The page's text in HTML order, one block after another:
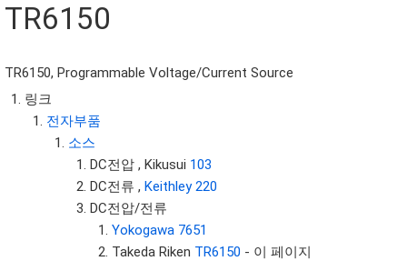
회사명 :
투고기술
| 대표 : 김명기 | 사업자번호 : 142-08-78939
전화 : 031-8065-5299 | 주소 : (16954)) 경기도 용인시 기흥구 흥덕1
로 13, B동(complex동) 1213호(영덕동,흥덕IT밸리)
COPYRIGHT (C) 투고기술 ALL RIGHTS RESEVED
투고기술 위키 저작권
TR6150
TR6150, Programmable Voltage/Current Source
링크
전자부품
소스
DC전압 , Kikusui 103
DC전류 ,Keithley 220
DC전압/전류
Yokogawa 7651
Takeda Riken TR6150 - 이 페이지